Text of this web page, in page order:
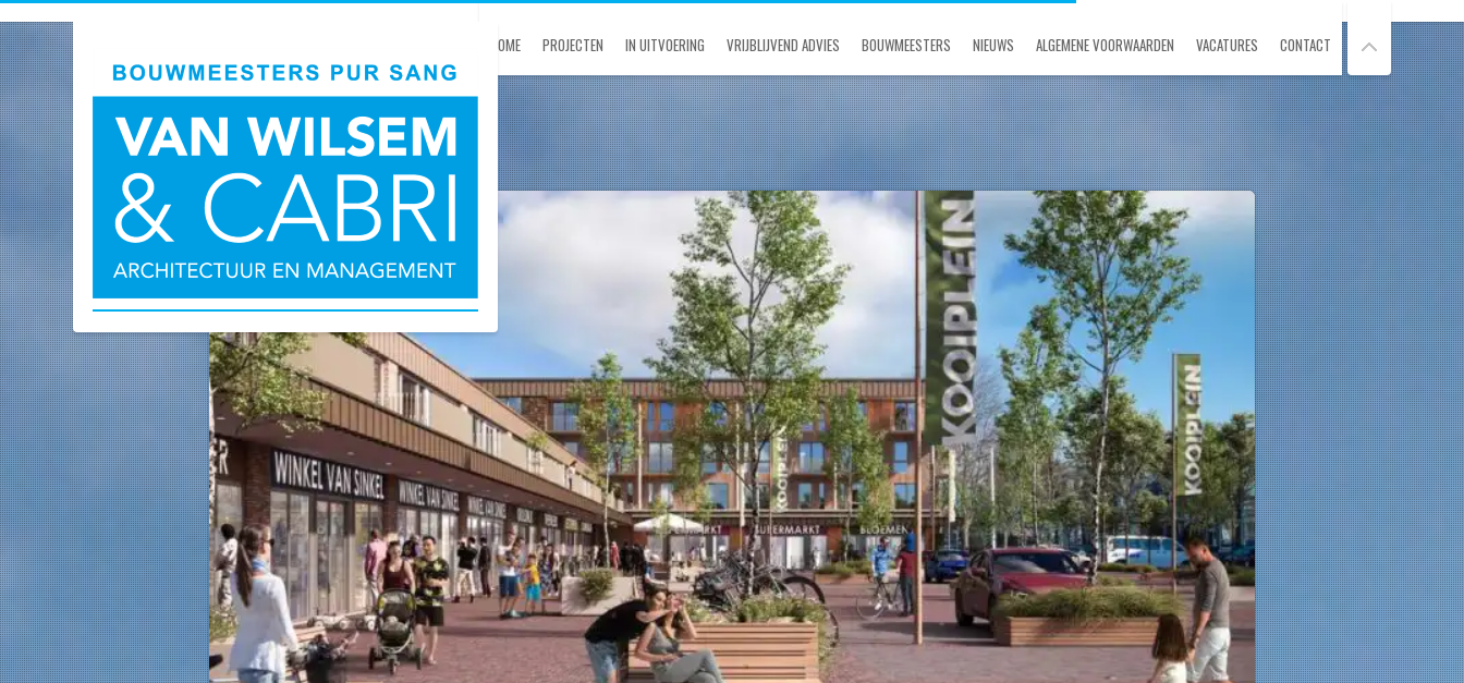
HOME PROJECTEN IN UITVOERING VRIJBLIJVEND ADVIES BOUWMEESTERS NIEUWS ALGEMENE VOORWAARDEN VACATURES CONTACT